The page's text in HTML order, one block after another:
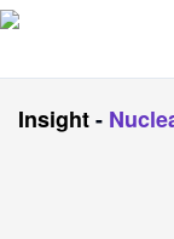
Insight-